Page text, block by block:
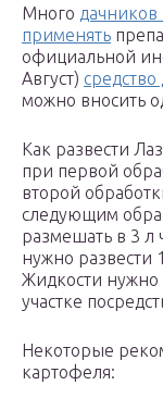
Много дачников
применять
официальной
Август)
можно вносить
Как развести
при первой
второй
следующим
размешать в 3 л
нужно развести
Жидкости нужно
участке
Некоторые
картофеля: